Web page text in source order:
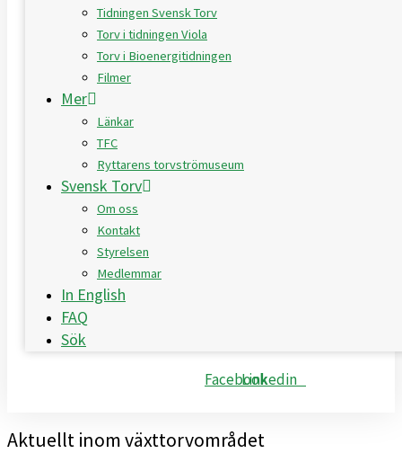
Tidningen Svensk Torv
Torv i tidningen Viola
Torv i Bioenergitidningen
Filmer
Mer
Länkar
TFC
Ryttarens torvströmuseum
Svensk Torv
Om oss
Kontakt
Styrelsen
Medlemmar
In English
FAQ
Sök
FacebookLinkedin
Aktuellt inom växttorvområdet